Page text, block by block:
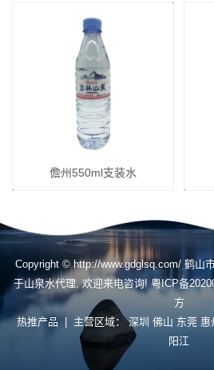
儋州550ml支装水
Copyright © http://www.gdglsq.com/ 鹤山
于山泉水代理, 欢迎来电咨询!粤ICP备
方
热推产品 | 主营区域：深圳 佛山 东莞 惠
阳江